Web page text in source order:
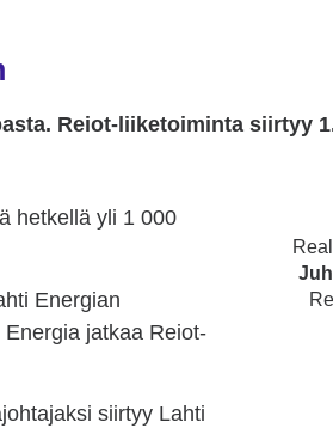
Reiot-liiketoiminta siirtyy
hetkellä yli 1 000
Energian
jatkaa Reiot-
siirtyy Lahti